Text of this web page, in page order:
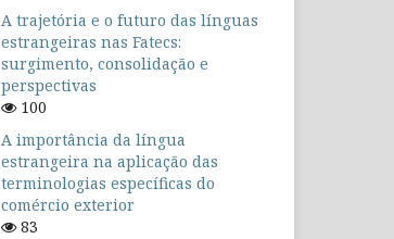
A trajetória e o futuro das línguas
estrangeiras nas Fatecs:
surgimento, consolidação e
perspectivas
100
A importância da língua
estrangeira na aplicação das
terminologias específicas do
comércio exterior
83